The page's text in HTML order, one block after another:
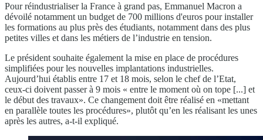
Pour réindustrialiser la France à grand pas, Emmanuel Macron a
dévoilé notamment un budget de 700 millions d'euros pour installer
les formations au plus près des étudiants, notamment dans des plus
petites villes et dans les métiers de l’industrie en tension.
Le président souhaite également la mise en place de procédures
simplifiées pour les nouvelles implantations industrielles.
Aujourd’hui établis entre 17 et 18 mois, selon le chef de l’Etat,
ceux-ci doivent passer à 9 mois « entre le moment où on tope [...] et
le début des travaux». Ce changement doit être réalisé en «mettant
en parallèle toutes les procédures», plutôt qu’en les réalisant les unes
après les autres, a-t-il expliqué.